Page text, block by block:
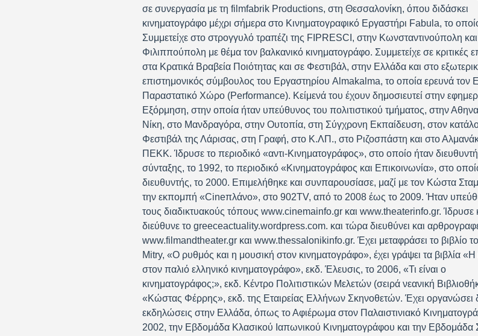
σε συνεργασία με τη filmfabrik Productions, στη Θεσσαλονίκη, όπου διδάσκει
κινηματογράφο μέχρι σήμερα στο Κινηματογραφικό Εργαστήρι Fabula, το
Συμμετείχε στο στρογγυλό τραπέζι της FIPRESCI, στην Κωνσταντινούπολη
Φιλιππούπολη με θέμα τον βαλκανικό κινηματογράφο. Συμμετείχε σε κριτικές
στα Κρατικά Βραβεία Ποιότητας και σε Φεστιβάλ, στην Ελλάδα και στο
επιστημονικός σύμβουλος του Εργαστηρίου Almakalma, το οποία ερευνά τον
Παραστατικό Χώρο (Performance). Κείμενά του έχουν δημοσιευτεί στην
Εξόρμηση, στην οποία ήταν υπεύθυνος του πολιτιστικού τμήματος, στην
Νίκη, στο Μανδραγόρα, στην Ουτοπία, στη Σύγχρονη Εκπαίδευση, στον
Φεστιβάλ της Λάρισας, στη Γραφή, στο Κ.ΛΠ., στο Ριζοσπάστη και στο
ΠΕΚΚ. Ίδρυσε το περιοδικό «αντι-Κινηματογράφος», στο οποίο ήταν
σύνταξης, το 1992, το περιοδικό «Κινηματογράφος και Επικοινωνία», στο
διευθυντής, το 2000. Επιμελήθηκε και συνπαρουσίασε, μαζί με τον Κώστα
την εκπομπή «Cineπλάνο», στο 902TV, από το 2008 έως το 2009. Ήταν
τους διαδικτυακούς τόπους www.cinemainfo.gr και www.theaterinfo.gr. Ίδρυσε
διεύθυνε το greeceactuality.wordpress.com. και τώρα διευθύνει και
www.filmandtheater.gr και www.thessalonikinfo.gr. Έχει μεταφράσει το βιβλίο
Mitry, «Ο ρυθμός και η μουσική στον κινηματογράφο», έχει γράψει τα βιβλία
στον παλιό ελληνικό κινηματογράφο», εκδ. Έλευσις, το 2006, «Τι είναι ο
κινηματογράφος;», εκδ. Κέντρο Πολιτιστικών Μελετών (σειρά νεανική
«Κώστας Φέρρης», εκδ. της Εταιρείας Ελλήνων Σκηνοθετών. Έχει οργανώσει
εκδηλώσεις στην Ελλάδα, όπως το Αφιέρωμα στον Παλαιστινιακό
2002, την Εβδομάδα Κλασικού Ιαπωνικού Κινηματογράφου και την Εβδομάδα